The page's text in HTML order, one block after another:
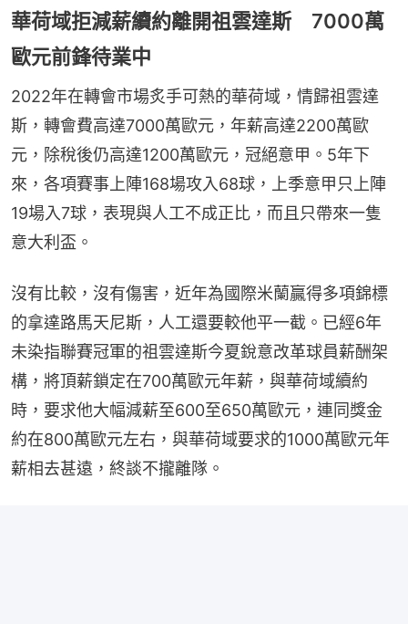
華荷域拒減薪續約離開祖雲達斯 7000萬
歐元前鋒待業中
2022年在轉會市場炙手可熱的華荷域，情歸祖雲達
斯，轉會費高達7000萬歐元，年薪高達2200萬歐
元，除稅後仍高達1200萬歐元，冠絕意甲。5年下
來，各項賽事上陣168場攻入68球，上季意甲只上陣
19場入7球，表現與人工不成正比，而且只帶來一隻
意大利盃。
沒有比較，沒有傷害，近年為國際米蘭贏得多項錦標
的拿達路馬天尼斯，人工還要較他平一截。已經6年
未染指聯賽冠軍的祖雲達斯今夏銳意改革球員薪酬架
構，將頂薪鎖定在700萬歐元年薪，與華荷域續約
時，要求他大幅減薪至600至650萬歐元，連同獎金
約在800萬歐元左右，與華荷域要求的1000萬歐元年
薪相去甚遠，終談不攏離隊。